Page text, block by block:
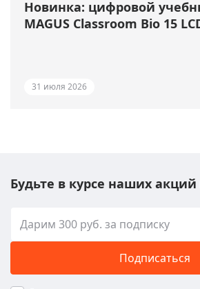
Новинка: цифровой
MAGUS Classroom Bio 15
31 июля 2026
Будьте в курсе наших
Подписаться